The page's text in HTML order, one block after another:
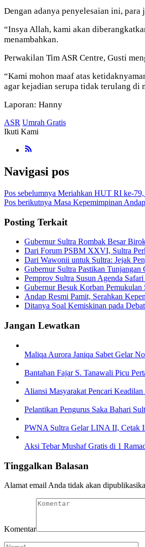
Dengan adanya penyelesaian ini,
“Insya Allah, kami akan
menambahkan.
Perwakilan Tim ASR Centre, Gusti
“Kami mohon maaf atas
agar kejadian serupa tidak terulang di
Laporan: Hanny
ASR Umrah Gratis
Ikuti Kami
Navigasi pos
Pos sebelumnya Meriahkan HUT RI ke-79,
Pos berikutnya Masa Kepemimpinan
Posting Terkait
Gubernur Sultra Rombak Besar
Dari Forum PSBM XXVI, Sultra
Dari Wawonii untuk Sultra: Jejak
Gubernur Sultra Pastikan Tunjangan
Pemprov Sultra Susun Agenda
Gubernur Besuk Korban
Andap Resmi Pamit, Serahkan
Ditanya Soal Kemiskinan pada
Jangan Lewatkan
Maliqa Aurora Janiqa Sabet Gelar
Bantahan Fajar S. Tanawali Picu
Aliansi Masyarakat Pencari
Pelantikan Pengurus Saka Bahari
PWNA Sultra Gelar LINA II, Cetak
Aksi Tebar Mushaf Gratis di 1
Tinggalkan Balasan
Alamat email Anda tidak akan
Komentar